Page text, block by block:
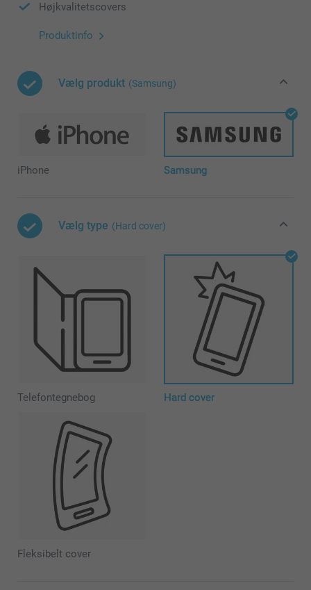
Højkvalitetscovers
Produktinfo
Vælg produkt (Samsung)
iPhone Samsung
Vælg type (Hard cover)
Telefontegnebog Hard cover
Fleksibelt cover